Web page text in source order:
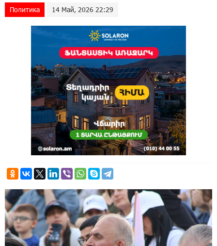
Политика 14 Май, 2026 22:29